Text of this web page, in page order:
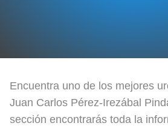
Encuentra uno de los mejores
Juan Carlos Pérez-Irezábal
sección encontrarás toda la